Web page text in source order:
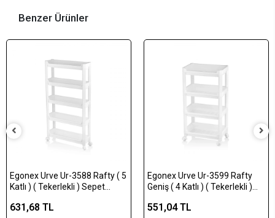
Benzer Ürünler
Egonex Urve Ur-3588 Rafty ( 5
Katlı ) ( Tekerlekli ) Sepet
Ünitesi ) ( 465x145x850mm
631,68 TL
Egonex Urve Ur-3599 Rafty
Geniş ( 4 Katlı ) ( Tekerlekli )
Raf Ünitesi ) (
551,04 TL